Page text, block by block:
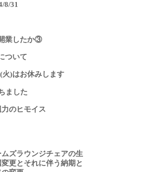
8/31
業したか③
ついて
火)はお休みします
ました
のヒモイス
ムズラウンジチェアの生
変更とそれに伴う納期と